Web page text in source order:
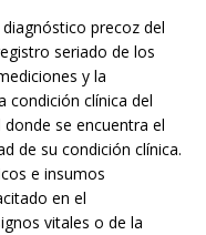
precoz del
seriado de los
y la
condición clínica del
se encuentra el
de su condición clínica.
e insumos
en el
vitales o de la